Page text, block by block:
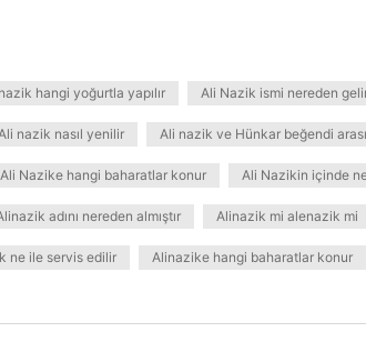
hangi yoğurtla yapılır Ali Nazik ismi nereden
nazik nasıl yenilir Ali nazik ve Hünkar beğendi
Ali Nazike hangi baharatlar konur Ali Nazikin içinde
adını nereden almıştır Alinazik mi alenazik mi
ne ile servis edilir Alinazike hangi baharatlar konur